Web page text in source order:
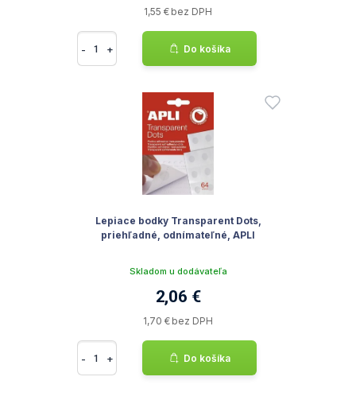
1,55 € bez DPH
- + Do košíka
Lepiace bodky Transparent Dots,
priehľadné, odnímateľné, APLI
Skladom u dodávateľa
2,06 €
1,70 € bez DPH
- + Do košíka